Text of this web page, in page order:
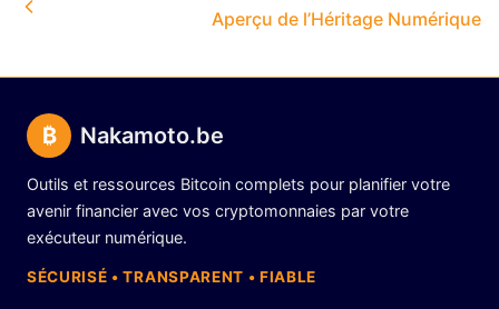
Aperçu de l’Héritage Numérique
₿ Nakamoto.be
Outils et ressources Bitcoin complets pour planifier votre
avenir financier avec vos cryptomonnaies par votre
exécuteur numérique.
SÉCURISÉ • TRANSPARENT • FIABLE